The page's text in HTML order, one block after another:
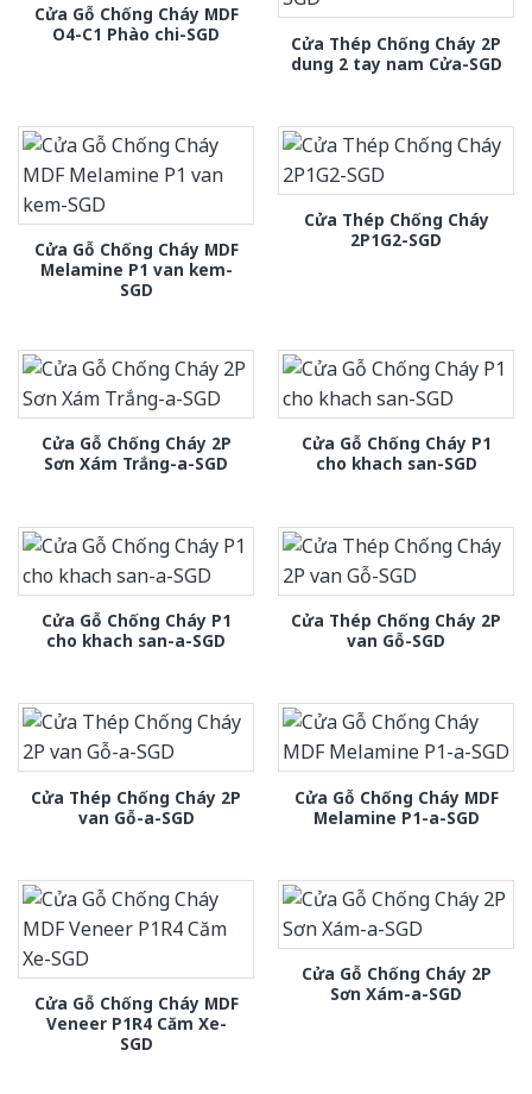
Cửa Gỗ Chống Cháy MDF
O4-C1 Phào chi-SGD
Cửa Thép Chống Cháy 2P
dung 2 tay nam Cửa-SGD
Cửa Gỗ Chống Cháy MDF
Melamine P1 van kem-
SGD
Cửa Thép Chống Cháy
2P1G2-SGD
Cửa Gỗ Chống Cháy 2P
Sơn Xám Trắng-a-SGD
Cửa Gỗ Chống Cháy P1
cho khach san-SGD
Cửa Gỗ Chống Cháy P1
cho khach san-a-SGD
Cửa Thép Chống Cháy 2P
van Gỗ-SGD
Cửa Thép Chống Cháy 2P
van Gỗ-a-SGD
Cửa Gỗ Chống Cháy MDF
Melamine P1-a-SGD
Cửa Gỗ Chống Cháy MDF
Veneer P1R4 Căm Xe-
SGD
Cửa Gỗ Chống Cháy 2P
Sơn Xám-a-SGD